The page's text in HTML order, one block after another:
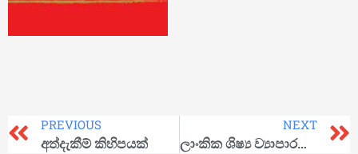
PREVIOUS
අත්දැකීම් කිහිපයක්
NEXT
ලාංකික ශිෂ්‍ය ව්‍යාපාරයේ ඉතිහාසය